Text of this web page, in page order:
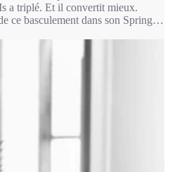
a triplé. Et il convertit mieux.
ce basculement dans son Spring
: chacune des 5 grandes
même constat : la plupart des
qu’ils n’ont pas, c’est le